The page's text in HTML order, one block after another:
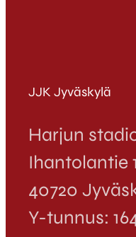
JJK Jyväskylä
Harjun
Ihantolantie 1
40720
Y-tunnus: